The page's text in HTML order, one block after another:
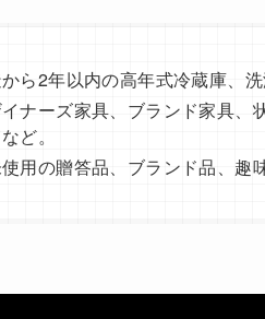
ら2年以内の高年式冷蔵庫、
イナーズ家具、ブランド家具
ど。
用の贈答品、ブランド品、趣